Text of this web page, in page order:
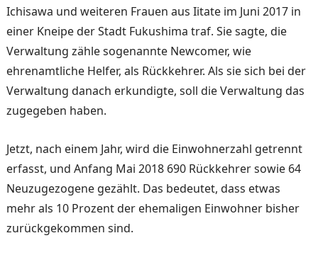
Ichisawa und weiteren Frauen aus Iitate im Juni 2017 in
einer Kneipe der Stadt Fukushima traf. Sie sagte, die
Verwaltung zähle sogenannte Newcomer, wie
ehrenamtliche Helfer, als Rückkehrer. Als sie sich bei der
Verwaltung da­nach erkundigte, soll die Ver­waltung das
zugegeben haben.
Jetzt, nach einem Jahr, wird die Einwohnerzahl getrennt
erfasst, und Anfang Mai 2018 690 Rückkehrer sowie 64
Neuzugezogene gezählt. Das bedeutet, dass etwas
mehr als 10 Prozent der ehemaligen Einwohner bisher
zurückge­kommen sind.